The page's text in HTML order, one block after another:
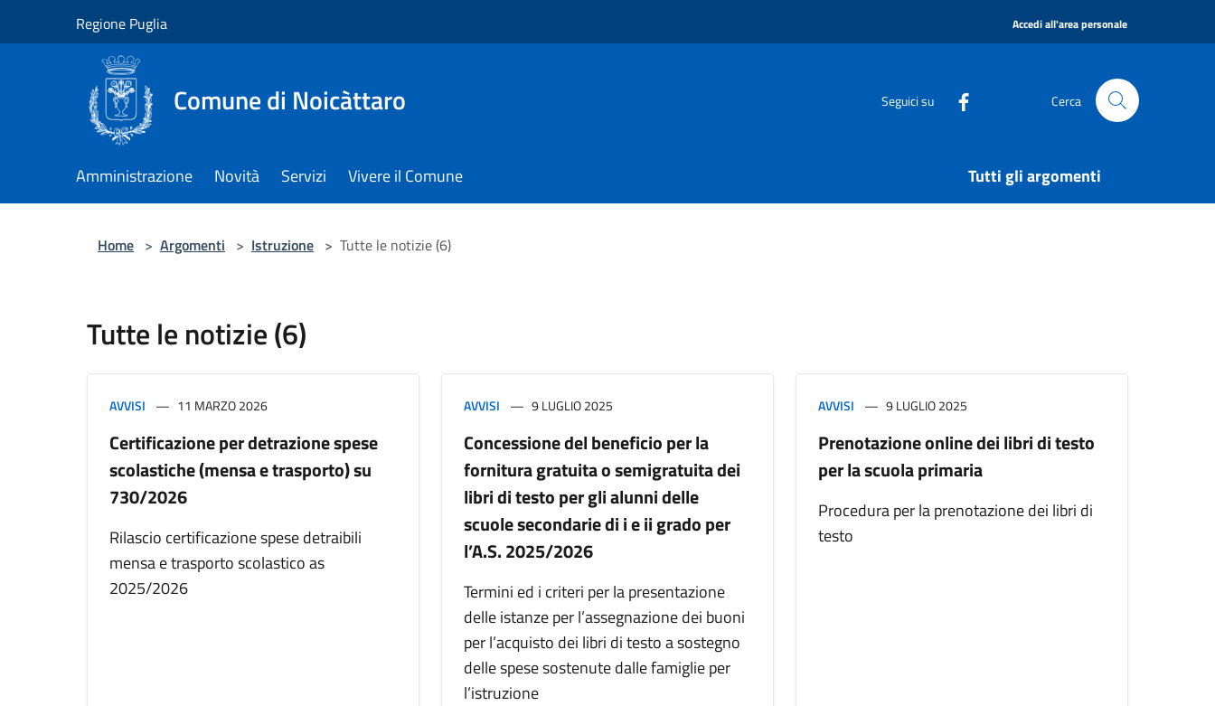
Regione Puglia Accedi all'area personale
Comune di Noicàttaro Seguici su Cerca
Amministrazione Novità Servizi Vivere il Comune Tutti gli argomenti
Home > Argomenti > Istruzione > Tutte le notizie (6)
Tutte le notizie (6)
AVVISI 11 MARZO 2026
Certificazione per detrazione spese
scolastiche (mensa e trasporto) su
730/2026
Rilascio certificazione spese detraibili
mensa e trasporto scolastico as
2025/2026
AVVISI 9 LUGLIO 2025
Concessione del beneficio per la
fornitura gratuita o semigratuita dei
libri di testo per gli alunni delle
scuole secondarie di i e ii grado per
l’A.S. 2025/2026
Termini ed i criteri per la presentazione
delle istanze per l’assegnazione dei buoni
per l’acquisto dei libri di testo a sostegno
delle spese sostenute dalle famiglie per
l’istruzione
AVVISI 9 LUGLIO 2025
Prenotazione online dei libri di testo
per la scuola primaria
Procedura per la prenotazione dei libri di
testo